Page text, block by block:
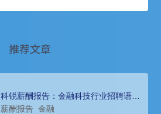
推荐文章
科锐薪酬报告：金融科技行业招聘语言
要求高，招聘难度大
薪酬报告 金融